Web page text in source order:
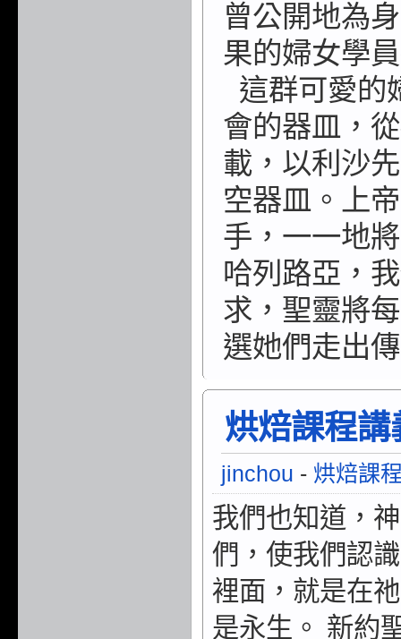
曾公開地為
果的婦女學
這群可愛的
會的器皿，
載，以利沙
空器皿。
上
手，一一地將
哈列路亞，
求，聖靈將
選她們走出
烘焙課程
jinchou - 烘焙課
我們也知道，
們，使我們認
裡面，就是在
是永生。 新約